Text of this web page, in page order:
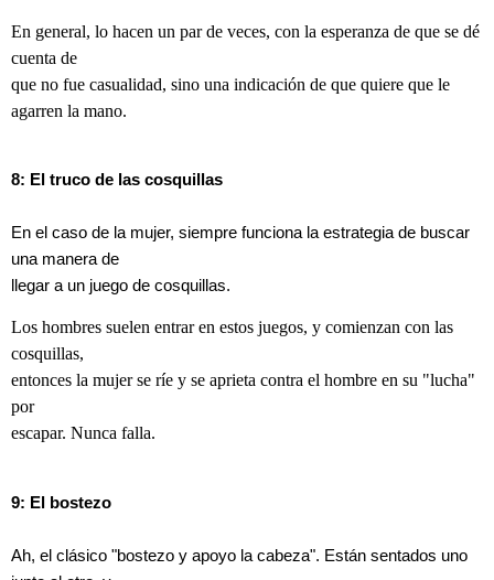
En general, lo hacen un par de veces, con la esperanza de que se dé
cuenta de
que no fue casualidad, sino una indicación de que quiere que le
agarren la mano.
8: El truco de las cosquillas
En el caso de la mujer, siempre funciona la estrategia de buscar
una manera de
llegar a un juego de cosquillas.
Los hombres suelen entrar en estos juegos, y comienzan con las
cosquillas,
entonces la mujer se ríe y se aprieta contra el hombre en su "lucha"
por
escapar. Nunca falla.
9: El bostezo
Ah, el clásico "bostezo y apoyo la cabeza". Están sentados uno